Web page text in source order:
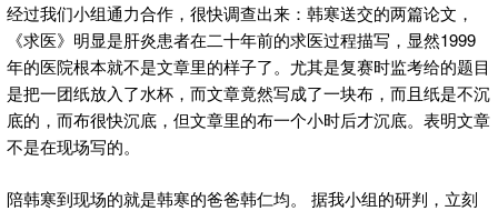
经过我们小组通力合作，很快调查出来：韩寒送交的两篇论文，
《求医》明显是肝炎患者在二十年前的求医过程描写，显然1999
年的医院根本就不是文章里的样子了。尤其是复赛时监考给的题目
是把一团纸放入了水杯，而文章竟然写成了一块布，而且纸是不沉
底的，而布很快沉底，但文章里的布一个小时后才沉底。表明文章
不是在现场写的。
陪韩寒到现场的就是韩寒的爸爸韩仁均。 据我小组的研判，立刻